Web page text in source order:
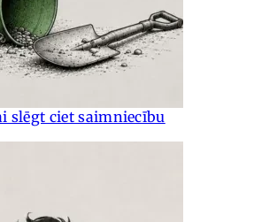
slēgt ciet saimniecību